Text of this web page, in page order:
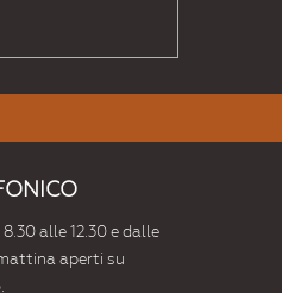
alle 12.30 e dalle
aperti su